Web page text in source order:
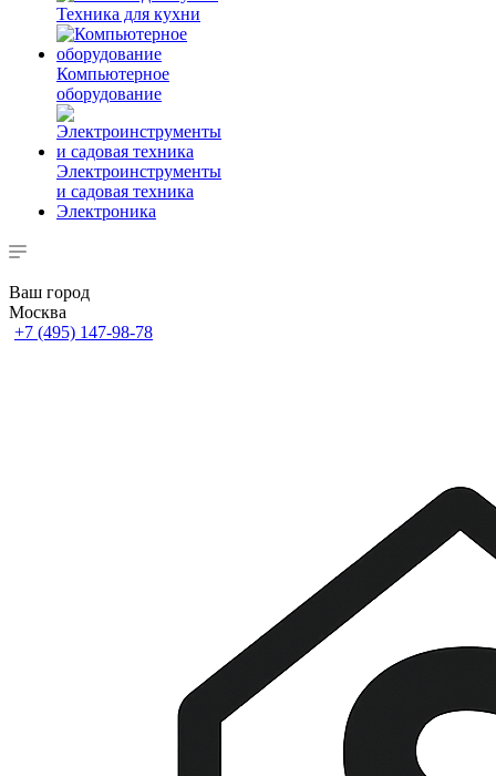
Техника для кухни
Компьютерное
оборудование
Электроинструменты
и садовая техника
Электроника
Ваш город
Москва
+7 (495) 147-98-78